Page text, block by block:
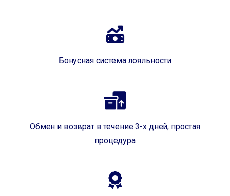
Бонусная система лояльности
Обмен и возврат в течение 3-х дней, простая
процедура